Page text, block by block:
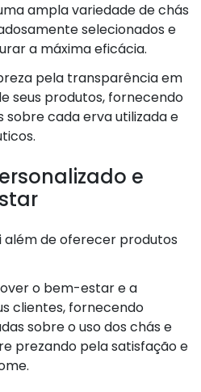
ampla variedade de chás
selecionados e
a máxima eficácia.
pela transparência em
seus produtos, fornecendo
cada erva utilizada e
e
além de oferecer produtos
o bem-estar e a
clientes, fornecendo
sobre o uso dos chás e
prezando pela satisfação e